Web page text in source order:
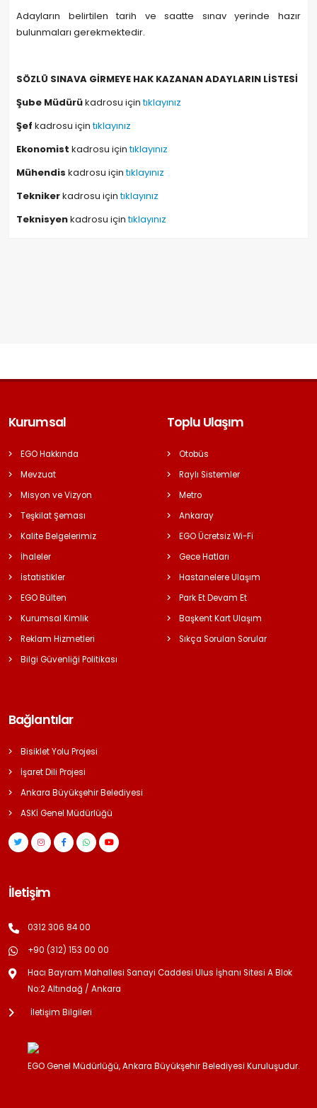
Adayların belirtilen tarih ve saatte sınav yerinde hazır
bulunmaları gerekmektedir.
SÖZLÜ SINAVA GİRMEYE HAK KAZANAN ADAYLARIN LİSTESİ
Şube Müdürükadrosu içintıklayınız
Şef kadrosu içintıklayınız
Ekonomist kadrosu içintıklayınız
Mühendis kadrosu içintıklayınız
Teknikerkadrosu içintıklayınız
Teknisyenkadrosu içintıklayınız
Kurumsal
EGO Hakkında
Mevzuat
Misyon ve Vizyon
Teşkilat Şeması
Kalite Belgelerimiz
İhaleler
İstatistikler
EGO Bülten
Kurumsal Kimlik
Reklam Hizmetleri
Bilgi Güvenliği Politikası
Toplu Ulaşım
Otobüs
Raylı Sistemler
Metro
Ankaray
EGO Ücretsiz Wi-Fi
Gece Hatları
Hastanelere Ulaşım
Park Et Devam Et
Başkent Kart Ulaşım
Sıkça Sorulan Sorular
Bağlantılar
Bisiklet Yolu Projesi
İşaret Dili Projesi
Ankara Büyükşehir Belediyesi
ASKİ Genel Müdürlüğü
İletişim
0312 306 84 00
+90 (312) 153 00 00
Hacı Bayram Mahallesi Sanayi Caddesi Ulus İşhanı Sitesi A Blok
No:2 Altındağ / Ankara
İletişim Bilgileri
EGO Genel Müdürlüğü, Ankara Büyükşehir Belediyesi Kuruluşudur.